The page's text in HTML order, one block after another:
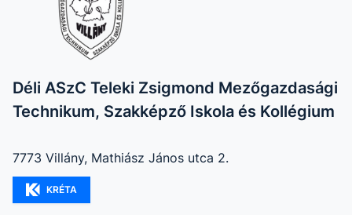
Déli ASzC Teleki Zsigmond Mezőgazdasági
Technikum, Szakképző Iskola és Kollégium
7773 Villány, Mathiász János utca 2.
KRÉTA